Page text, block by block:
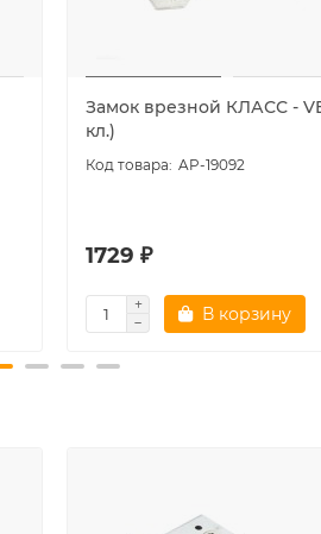
Замок врезной КЛАСС -
кл.)
AP-19092
1729 ₽
В корзину